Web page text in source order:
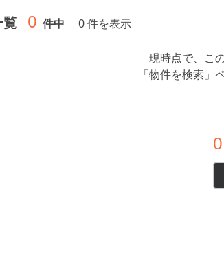
覧 0 件中 0 件を表示
現時点で、こ
「物件を検索」
0